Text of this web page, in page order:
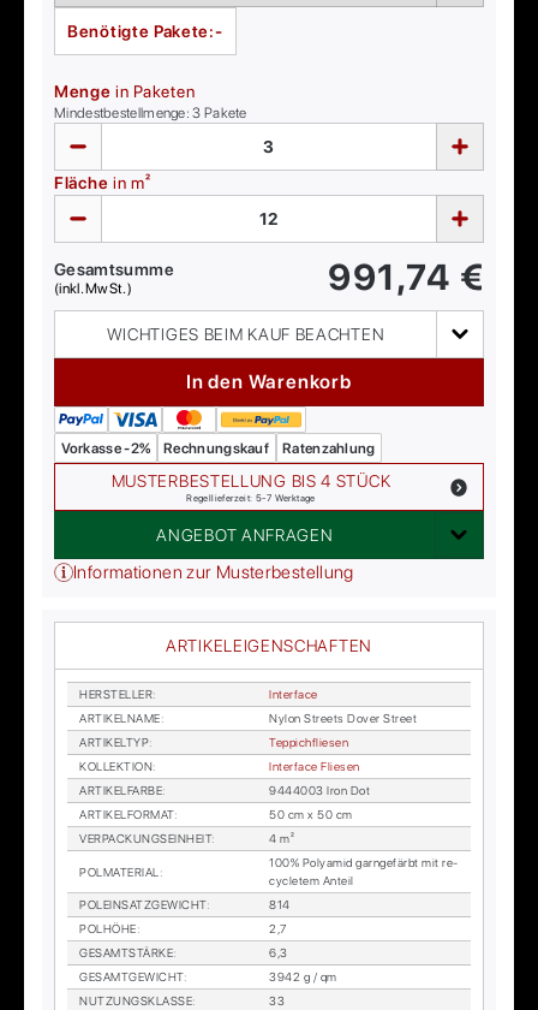
Benötigte Pakete:-
Menge in Paketen
Mindestbestellmenge:3 Pakete
Fläche in m²
Gesamtsumme
(inkl. MwSt.) 991,74 €
WICHTIGES BEIM KAUF BEACHTEN
In den Warenkorb
Vorkasse -2% Rechnungskauf Ratenzahlung
MUSTERBESTELLUNG BIS 4 STÜCK
Regellieferzeit: 5-7 Werktage
ANGEBOT ANFRAGEN
Informationen zur Musterbestellung
ARTIKELEIGENSCHAFTEN
HER­STEL­LER:
In­ter­face
AR­TI­KEL­NA­ME:
Ny­lon Streets Do­ver Street
AR­TI­KEL­TYP:
Tep­pich­flie­sen
KOL­LEK­TI­ON:
In­ter­face Flie­sen
AR­TI­KEL­FAR­BE:
9444003 Iron Dot
AR­TI­KEL­FOR­MAT:
50 cm x 50 cm
VER­PA­CKUNGS­EIN­HEIT: 4 m²
POL­MA­TE­RI­AL :
100% Po­ly­amid garn­ge­färbt mit re­
cy­cle­tem An­teil
POL­EIN­SATZ­GE­WICHT:
814
POL­HÖ­HE:
2,7
GE­SAMT­STÄR­KE:
6,3
GE­SAMT­GE­WICHT:
3942 g / qm
NUT­ZUNGS­KLAS­SE:
33